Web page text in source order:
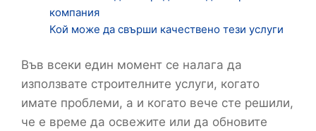
компания
Кой може да свърши качествено тези услуги
Във всеки един момент се налага да
използвате строителните услуги, когато
имате проблеми, а и когато вече сте решили,
че е време да освежите или да обновите